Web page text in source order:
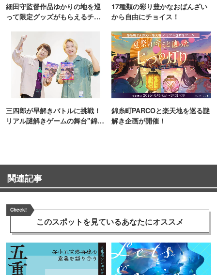
細田守監督作品ゆかりの地を巡
って限定グッズがもらえるチャ
17種類の彩り豊かなおばんざい
から自由にチョイス！
三四郎が早解きバトルに挑戦！
リアル謎解きゲームの舞台"錦糸
錦糸町PARCOと楽天地を巡る謎
解き企画が開催！
関連記事
Check!
このスポットを見ているあなたにオススメ